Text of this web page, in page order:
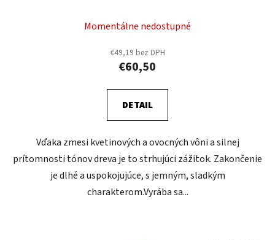
Momentálne nedostupné
€49,19 bez DPH
€60,50
DETAIL
Vďaka zmesi kvetinových a ovocných vôni a silnej
prítomnosti tónov dreva je to strhujúci zážitok. Zakončenie
je dlhé a uspokojujúce, s jemným, sladkým
charakterom.Vyrába sa...